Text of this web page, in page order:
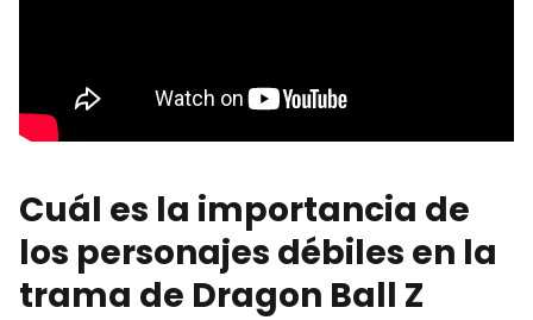
Cuál es la importancia de
los personajes débiles en la
trama de Dragon Ball Z